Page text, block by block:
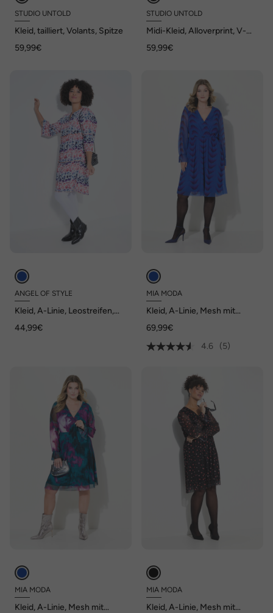
STUDIO UNTOLD
Kleid, tailliert, Volants, Spitze
59,99€
STUDIO UNTOLD
Midi-Kleid, Alloverprint, V-
59,99€
ANGEL OF STYLE
Kleid, A-Linie, Leostreifen,
44,99€
MIA MODA
Kleid, A-Linie, Mesh mit
69,99€
4.6
(5)
MIA MODA
Kleid, A-Linie, Mesh mit
MIA MODA
Kleid, A-Linie, Mesh mit